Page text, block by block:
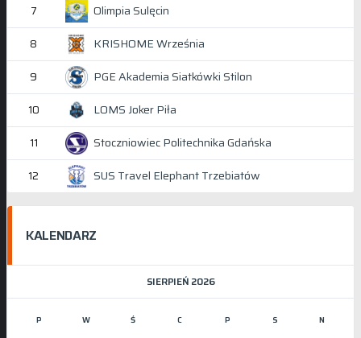
7 Olimpia Sulęcin
8 KRISHOME Września
9 PGE Akademia Siatkówki Stilon
10 LOMS Joker Piła
11 Stoczniowiec Politechnika Gdańska
12 SUS Travel Elephant Trzebiatów
KALENDARZ
SIERPIEŃ 2026
P W Ś C P S N